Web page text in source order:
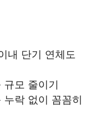
내 단기 연체도
모 줄이기
락 없이 꼼꼼히